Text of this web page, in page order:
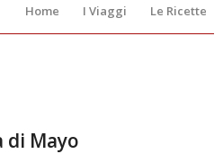
Home I Viaggi Le Ricette
di Mayo